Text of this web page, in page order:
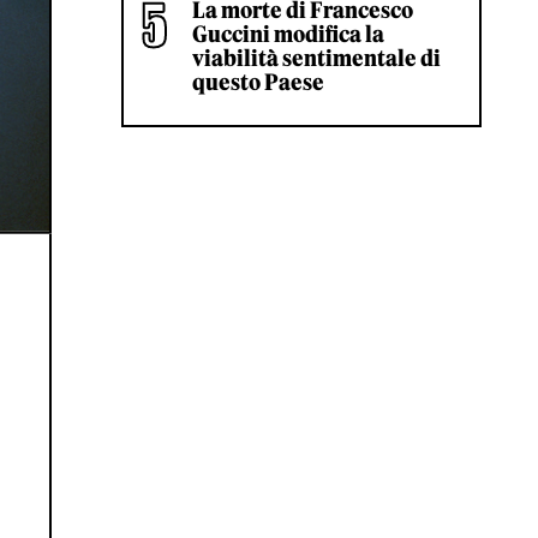
La morte di Francesco
Guccini modifica la
viabilità sentimentale di
questo Paese